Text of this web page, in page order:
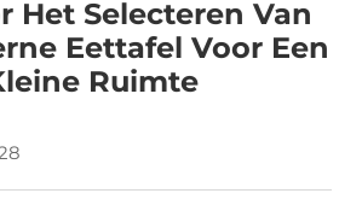
Het Selecteren Van
Eettafel Voor Een
Ruimte